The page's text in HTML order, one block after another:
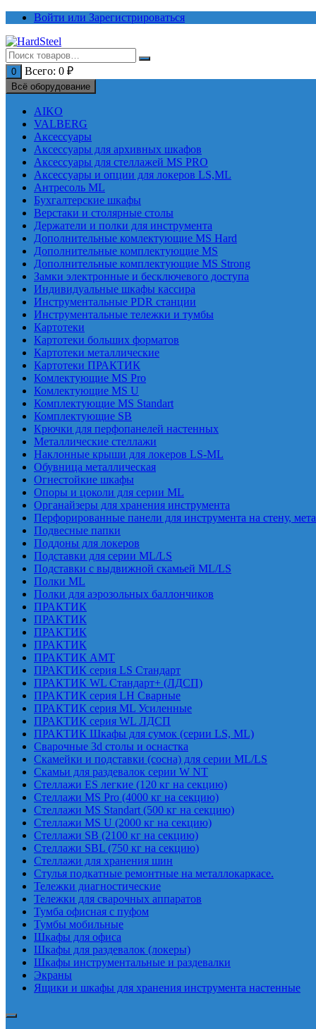
Перейти
содержимому
Войти или Зарегистрироваться
0 Всего: 0 ₽
Всё оборудование
AIKO
VALBERG
Аксессуары
Аксессуары для архивных шкафов
Аксессуары для стеллажей MS PRO
Аксессуары и опции для локеров LS,ML
Антресоль ML
Бухгалтерские шкафы
Верстаки и столярные столы
Держатели и полки для инструмента
Дополнительные комлектующие MS Hard
Дополнительные комплектующие MS
Дополнительные комплектующие MS Strong
Замки электронные и бесключевого доступа
Индивидуальные шкафы кассира
Инструментальные PDR станции
Инструментальные тележки и тумбы
Картотеки
Картотеки больших форматов
Картотеки металлические
Картотеки ПРАКТИК
Комлектующие MS Pro
Комлектующие MS U
Комплектующие MS Standart
Комплектующие SB
Крючки для перфопанелей настенных
Металлические стеллажи
Наклонные крыши для локеров LS-ML
Обувница металлическая
Огнестойкие шкафы
Опоры и цоколи для серии ML
Органайзеры для хранения инструмента
Перфорированные панели для инструмента на стену,
Подвесные папки
Поддоны для локеров
Подставки для серии ML/LS
Подставки с выдвижной скамьей ML/LS
Полки ML
Полки для аэрозольных баллончиков
ПРАКТИК
ПРАКТИК
ПРАКТИК
ПРАКТИК
ПРАКТИК AMT
ПРАКТИК cерия LS Стандарт
ПРАКТИК WL Стандарт+ (ЛДСП)
ПРАКТИК серия LH Сварные
ПРАКТИК серия ML Усиленные
ПРАКТИК серия WL ЛДСП
ПРАКТИК Шкафы для сумок (серии LS, ML)
Сварочные 3d столы и оснастка
Скамейки и подставки (сосна) для серии ML/LS
Скамьи для раздевалок серии W NT
Стеллажи ES легкие (120 кг на секцию)
Стеллажи MS Pro (4000 кг на секцию)
Стеллажи MS Standart (500 кг на секцию)
Стеллажи MS U (2000 кг на секцию)
Стеллажи SB (2100 кг на секцию)
Стеллажи SBL (750 кг на секцию)
Стеллажи для хранения шин
Стулья подкатные ремонтные на металлокаркасе.
Тележки диагностические
Тележки для сварочных аппаратов
Тумба офисная с пуфом
Тумбы мобильные
Шкафы для офиса
Шкафы для раздевалок (локеры)
Шкафы инструментальные и раздевалки
Экраны
Ящики и шкафы для хранения инструмента настенные